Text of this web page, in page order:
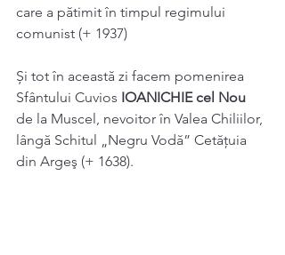
care a pătimit în timpul regimului
comunist (+ 1937)
Și tot în această zi facem pomenirea
Sfântului Cuvios IOANICHIE cel Nou
de la Muscel, nevoitor în Valea Chiliilor,
lângă Schitul „Negru Vodă” Cetățuia
din Argeş (+ 1638).